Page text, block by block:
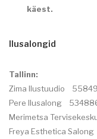
käest.
Ilusalongid
Tallinn:
Zima Ilustuudio
Pere Ilusalong
Merimetsa
Freya Esthetica